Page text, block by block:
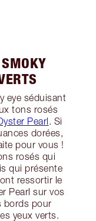
eye séduisant
tons rosés
Pearl . Si
dorées,
pour vous !
rosés qui
qui présente
ressortir le
Pearl sur vos
bords pour
yeux verts.